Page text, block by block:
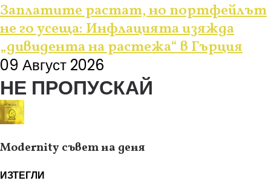
Заплатите растат, но портфейлът
не го усеща: Инфлацията изяжда
„дивидента на растежа“ в Гърция
09 Август 2026
НЕ ПРОПУСКАЙ
Modernity съвет на деня
ИЗТЕГЛИ